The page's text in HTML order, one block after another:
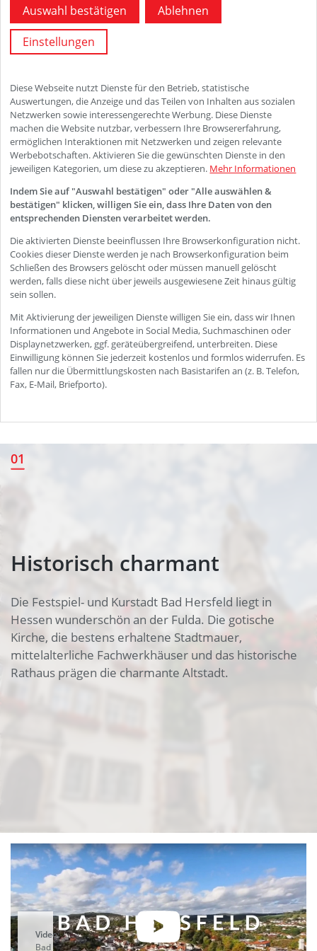
Historisch charmant
Historisch charmant
Die Festspiel- und Kurstadt Bad Hersfeld liegt in
Hessen wunderschön an der Fulda. Die gotische
Kirche, die bestens erhaltene Stadtmauer,
mittelalterliche Fachwerkhäuser und das historische
Rathaus prägen die charmante Altstadt.
01
Video:
Bad